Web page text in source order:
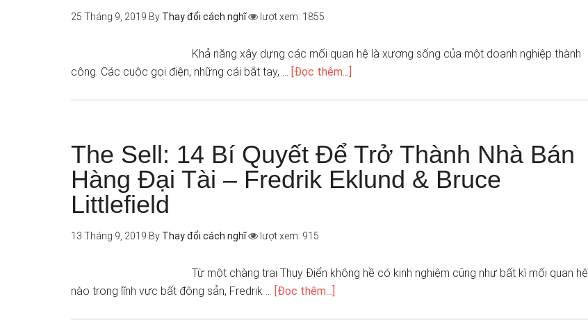
25 Tháng 9, 2019 By Thay đổi cách nghĩ lượt xem: 1855
Khả năng xây dựng các mối quan hệ là xương sống của một doanh nghiệp thành
công. Các cuộc gọi điện, những cái bắt tay, … [Đọc thêm...]
The Sell: 14 Bí Quyết Để Trở Thành Nhà Bán
Hàng Đại Tài – Fredrik Eklund & Bruce
Littlefield
13 Tháng 9, 2019 By Thay đổi cách nghĩ lượt xem: 915
Từ một chàng trai Thụy Điển không hề có kinh nghiệm cũng như bất kì mối quan hệ
nào trong lĩnh vực bất động sản, Fredrik … [Đọc thêm...]